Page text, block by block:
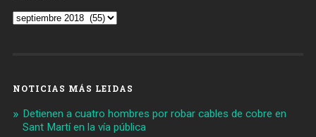
Archivos
NOTICIAS MÁS LEIDAS
Detienen a cuatro hombres por robar cables de cobre en
Sant Martí en la vía pública